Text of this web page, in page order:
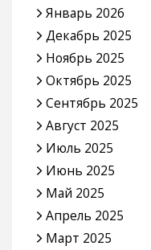
Январь 2026
Декабрь 2025
Ноябрь 2025
Октябрь 2025
Сентябрь 2025
Август 2025
Июль 2025
Июнь 2025
Май 2025
Апрель 2025
Март 2025